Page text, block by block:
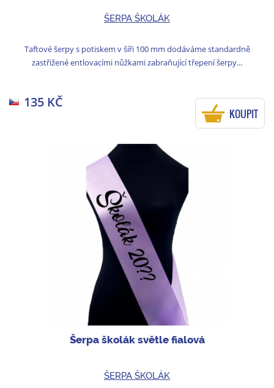
ŠERPA ŠKOLÁK
Taftové šerpy s potiskem v šíři 100 mm dodáváme standardně
zastřižené entlovacími nůžkami zabraňující třepení šerpy...
135 KČ
KOUPIT
Šerpa školák světle fialová
ŠERPA ŠKOLÁK